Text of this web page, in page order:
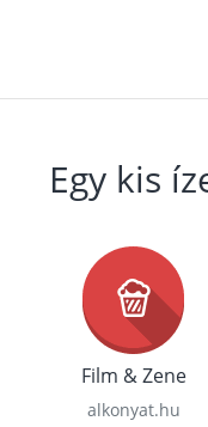
Egy kis
Film & Zene
alkonyat.hu